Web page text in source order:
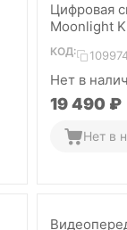
Цифровая
Moonlight
КОД:
Нет в
19 490 ₽
Нет в